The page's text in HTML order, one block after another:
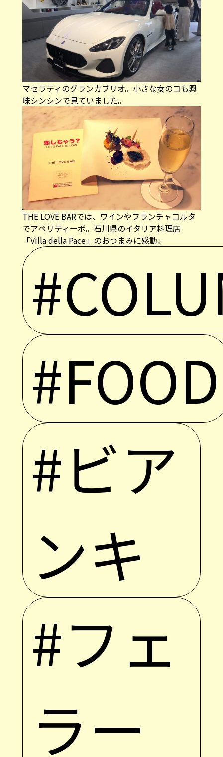
マセラティのグランカブリオ。小さな女のコも興
味シンシンで見ていました。
THE LOVE BARでは、ワインやフランチャコルタ
でアペリティーボ。石川県のイタリア料理店
「Villa della Pace」のおつまみに感動。
#FOOD
#ビア
ンキ
#フェ
ラー